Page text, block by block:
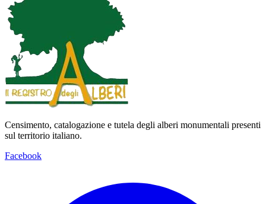
Censimento, catalogazione e tutela degli alberi monumentali presenti
sul territorio italiano.
Facebook